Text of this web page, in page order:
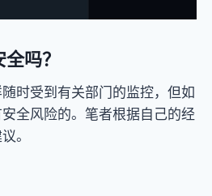
吗？
时受到有关部门的监控，但如
全风险的。笔者根据自己的经
。